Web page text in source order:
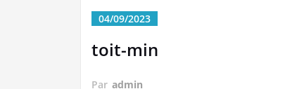
04/09/2023
toit-min
Par admin